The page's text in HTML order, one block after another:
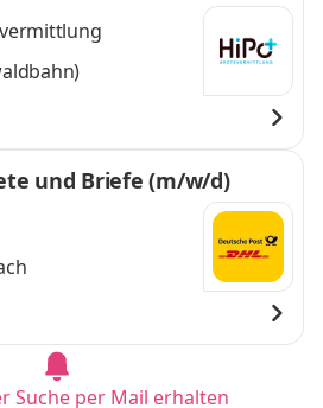
und Briefe (m/w/d)
Suche per Mail erhalten